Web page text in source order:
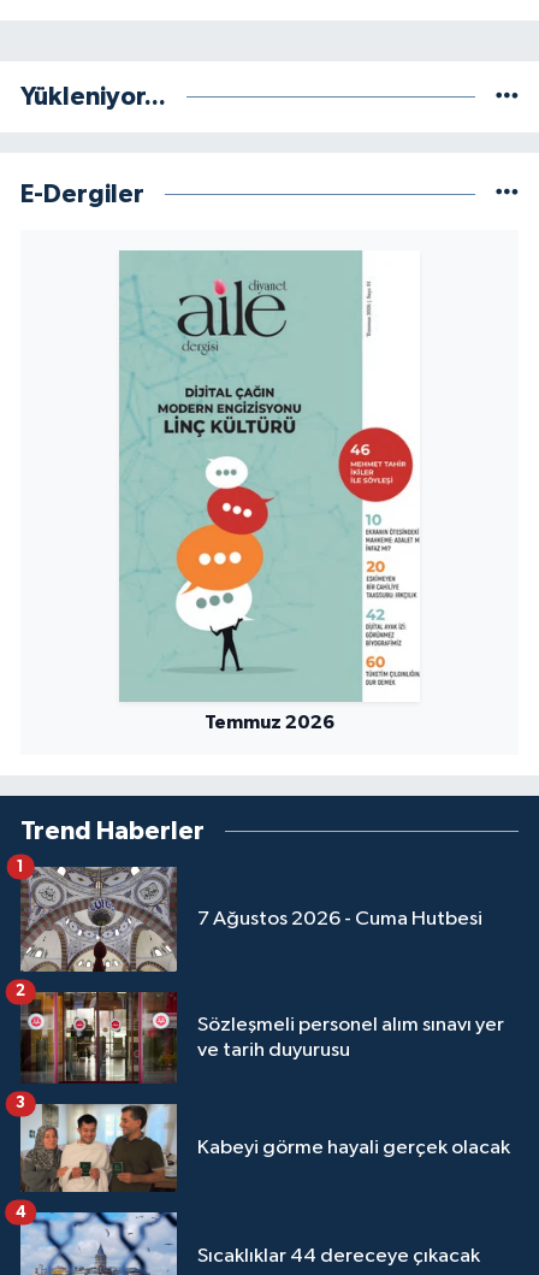
Yükleniyor...
E-Dergiler
Temmuz 2026
Trend Haberler
7 Ağustos 2026 - Cuma Hutbesi
1
Sözleşmeli personel alım sınavı yer
ve tarih duyurusu
2
Kabeyi görme hayali gerçek olacak
3
Sıcaklıklar 44 dereceye çıkacak
4